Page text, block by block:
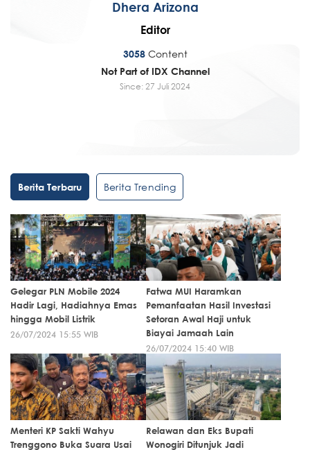
Dhera Arizona
Editor
3058 Content
Not Part of IDX Channel
Since: 27 Juli 2024
Berita Terbaru Berita Trending
Gelegar PLN Mobile 2024
Hadir Lagi, Hadiahnya Emas
hingga Mobil Listrik
26/07/2024 15:55 WIB
Fatwa MUI Haramkan
Pemanfaatan Hasil Investasi
Setoran Awal Haji untuk
Biayai Jamaah Lain
26/07/2024 15:40 WIB
Menteri KP Sakti Wahyu
Trenggono Buka Suara Usai
Relawan dan Eks Bupati
Wonogiri Ditunjuk Jadi